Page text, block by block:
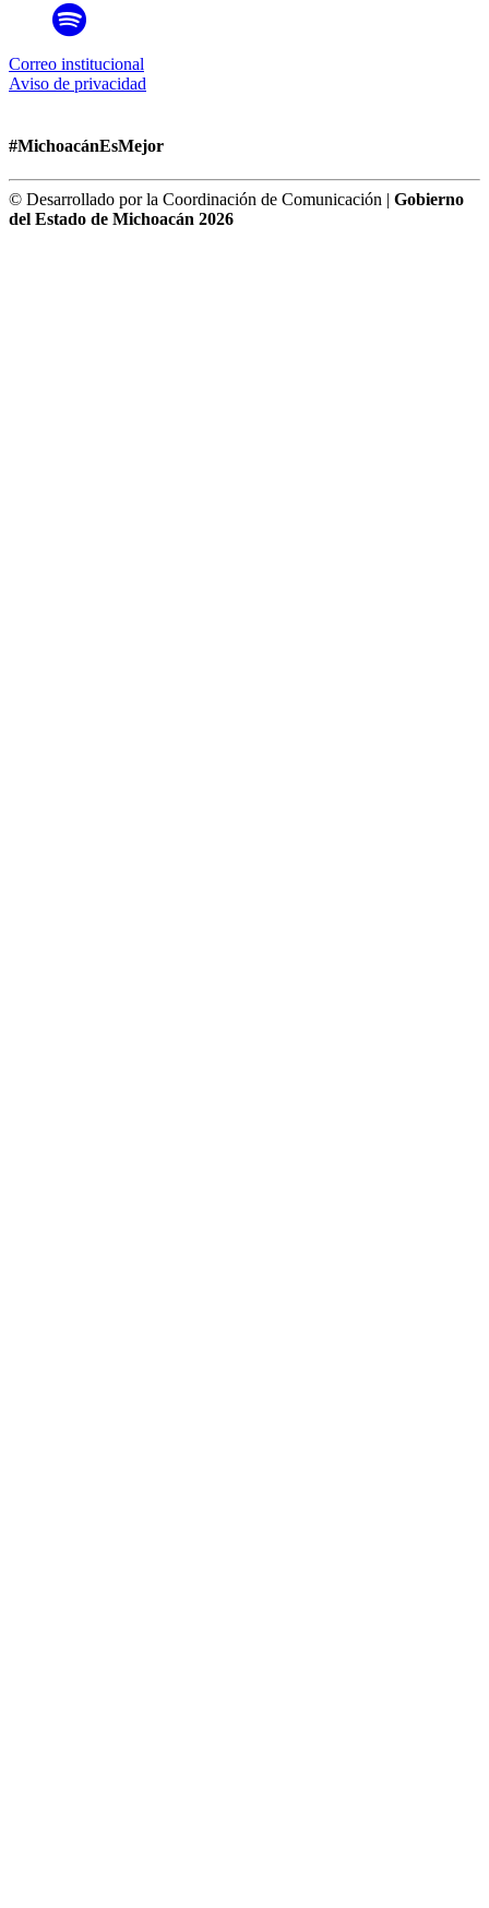
Correo institucional
Aviso de privacidad
#MichoacánEsMejor
© Desarrollado por la Coordinación de Comunicación | Gobierno
del Estado de Michoacán 2026